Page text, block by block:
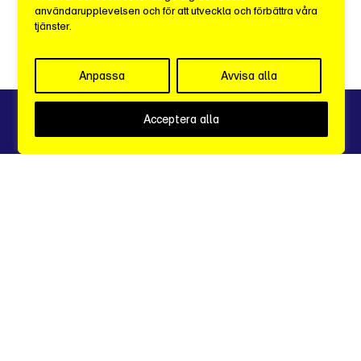
användarupplevelsen och för att utveckla och förbättra våra
tjänster.
Anpassa Avvisa alla
Acceptera alla
grafer excel arkiv logga in
111 22 STOCKHOLM
Integritetspolicy
info@sverigesmediebyraer.se